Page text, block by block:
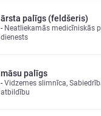
ārsta palīgs (feldšeris)
Neatliekamās medicīniskās
dienests
māsu palīgs
Vidzemes slimnīca,
atbildību